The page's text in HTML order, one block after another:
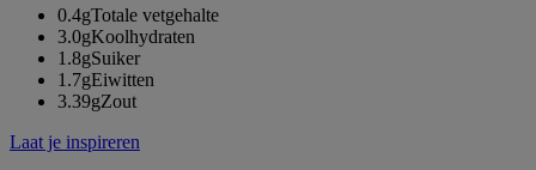
0.4gTotale vetgehalte
3.0gKoolhydraten
1.8gSuiker
1.7gEiwitten
3.39gZout
Laat je inspireren